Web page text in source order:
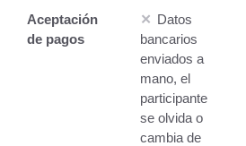
Aceptación
de pagos
✕ Datos
bancarios
enviados a
mano, el
participante
se olvida o
cambia de